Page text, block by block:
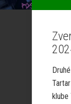
klube